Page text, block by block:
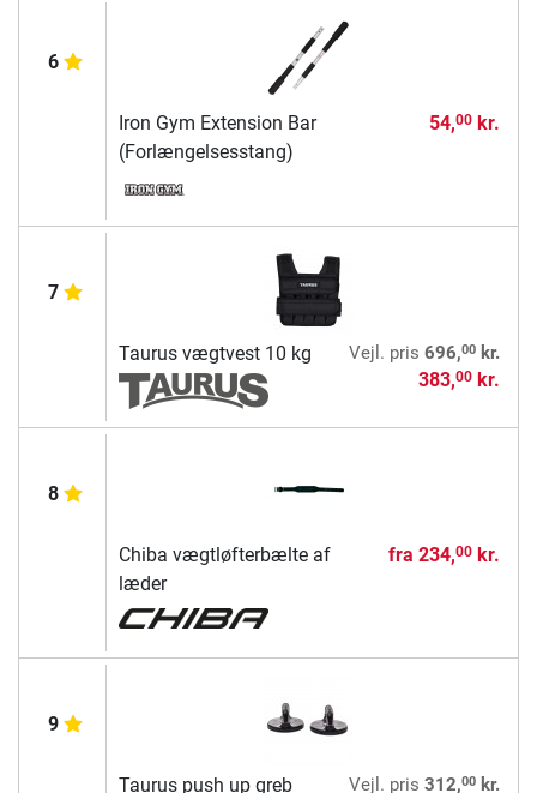
6
Iron Gym Extension Bar
(Forlængelsesstang)
54,00kr.
7
Taurus vægtvest 10 kg Vejl. pris 696,00kr.
383,00kr.
8
Chiba vægtløfterbælte af
læder
fra 234,00kr.
9
Taurus push up greb Vejl. pris 312,00kr.